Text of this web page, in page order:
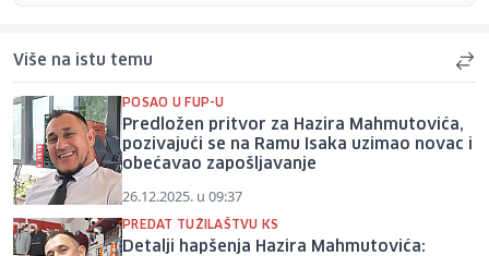
Više na istu temu
POSAO U FUP-U
Predložen pritvor za Hazira Mahmutovića,
pozivajući se na Ramu Isaka uzimao novac i
obećavao zapošljavanje
26.12.2025. u 09:37
PREDAT TUŽILAŠTVU KS
Detalji hapšenja Hazira Mahmutovića: